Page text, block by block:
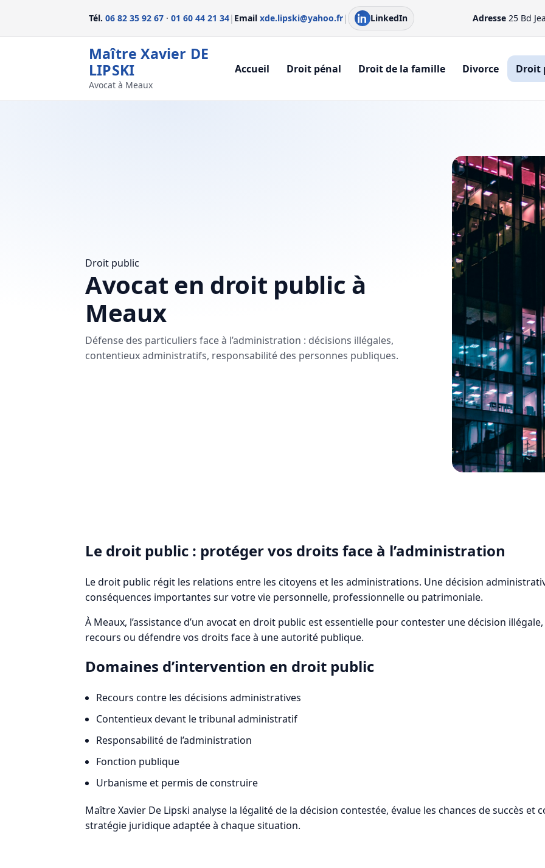
Tél. 06 82 35 92 67 · 01 60 44 21 34| Email xde.lipski@yahoo.fr| LinkedIn Adresse 25 Bd
Maître Xavier DE
LIPSKI
Avocat à Meaux
Accueil Droit pénal Droit de la famille Divorce Droit
Droit public
Avocat en droit public à
Meaux
Défense des particuliers face à l’administration : décisions illégales,
contentieux administratifs, responsabilité des personnes publiques.
Le droit public : protéger vos droits face à l’administration
Le droit public régit les relations entre les citoyens et les administrations. Une décision
conséquences importantes sur votre vie personnelle, professionnelle ou patrimoniale.
À Meaux, l’assistance d’un avocat en droit public est essentielle pour contester une décision
recours ou défendre vos droits face à une autorité publique.
Domaines d’intervention en droit public
Recours contre les décisions administratives
Contentieux devant le tribunal administratif
Responsabilité de l’administration
Fonction publique
Urbanisme et permis de construire
Maître Xavier De Lipski analyse la légalité de la décision contestée, évalue les chances de succès et
stratégie juridique adaptée à chaque situation.